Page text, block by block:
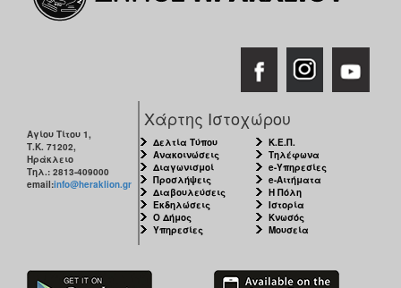
Αγίου Τίτου 1,
Τ.Κ. 71202,
Ηράκλειο
Τηλ.: 2813-409000
email:info@heraklion.gr
Χάρτης Ιστοχώρου
Δελτία Τύπου
Ανακοινώσεις
Διαγωνισμοί
Προσλήψεις
Διαβουλεύσεις
Εκδηλώσεις
Ο Δήμος
Υπηρεσίες
Κ.Ε.Π.
Τηλέφωνα
e-Υπηρεσίες
e-Αιτήματα
Η Πόλη
Ιστορία
Κνωσός
Μουσεία